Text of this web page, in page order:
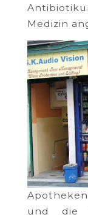
Medizin
und die